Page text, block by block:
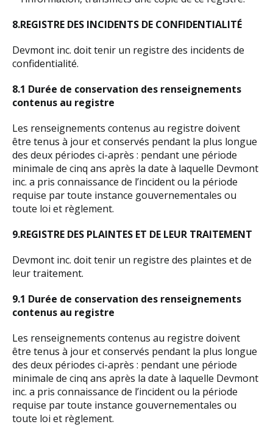
8.REGISTRE DES INCIDENTS DE CONFIDENTIALITÉ
Devmont inc. doit tenir un registre des incidents de
confidentialité.
8.1 Durée de conservation des renseignements
contenus au registre
Les renseignements contenus au registre doivent
être tenus à jour et conservés pendant la plus longue
des deux périodes ci-après : pendant une période
minimale de cinq ans après la date à laquelle Devmont
inc. a pris connaissance de l’incident ou la période
requise par toute instance gouvernementales ou
toute loi et règlement.
9.REGISTRE DES PLAINTES ET DE LEUR TRAITEMENT
Devmont inc. doit tenir un registre des plaintes et de
leur traitement.
9.1 Durée de conservation des renseignements
contenus au registre
Les renseignements contenus au registre doivent
être tenus à jour et conservés pendant la plus longue
des deux périodes ci-après : pendant une période
minimale de cinq ans après la date à laquelle Devmont
inc. a pris connaissance de l’incident ou la période
requise par toute instance gouvernementales ou
toute loi et règlement.